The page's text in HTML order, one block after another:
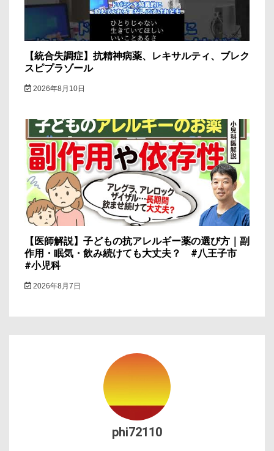
【統合失調症】抗精神病薬、レキサルティ、ブレク
スピプラゾール
2026年8月10日
【医師解説】子どもの抗アレルギー薬の選び方｜副
作用・眠気・飲み続けても大丈夫？ #八王子市
#小児科
2026年8月7日
phi72110